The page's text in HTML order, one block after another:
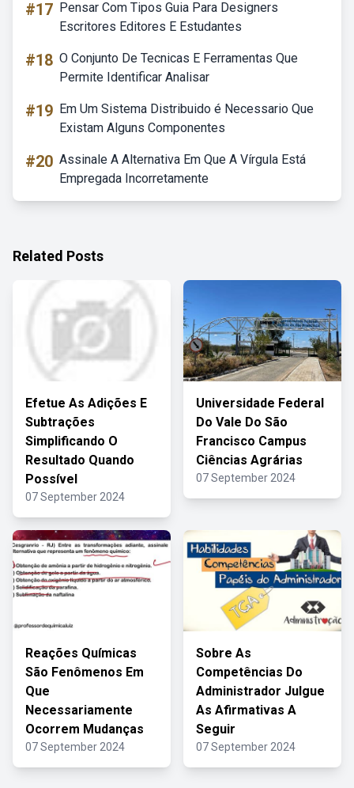
#17 Pensar Com Tipos Guia Para Designers
Escritores Editores E Estudantes
#18 O Conjunto De Tecnicas E Ferramentas Que
Permite Identificar Analisar
#19 Em Um Sistema Distribuido é Necessario Que
Existam Alguns Componentes
#20 Assinale A Alternativa Em Que A Vírgula Está
Empregada Incorretamente
Related Posts
Efetue As Adições E
Subtrações
Simplificando O
Resultado Quando
Possível
07 September 2024
Universidade Federal
Do Vale Do São
Francisco Campus
Ciências Agrárias
07 September 2024
Reações Químicas
São Fenômenos Em
Que
Necessariamente
Ocorrem Mudanças
07 September 2024
Sobre As
Competências Do
Administrador Julgue
As Afirmativas A
Seguir
07 September 2024